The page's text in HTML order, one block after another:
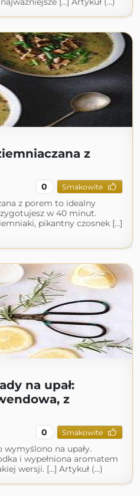
z
0 Smakowite
z porem to idealny
w 40 minut.
pikantny czosnek […]
na upał:
z
0 Smakowite
na upały.
i wypełniona aromatem
wersji. […] Artykuł (...)